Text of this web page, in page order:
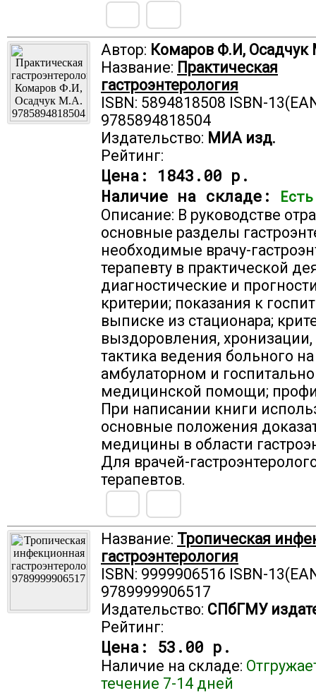
Автор: Комаров Ф.И, Осадчук
Название: Практическая
гастроэнтерология
ISBN: 5894818508 ISBN-
9785894818504
Издательство: МИА изд.
Рейтинг:
Цена: 1843.00 р.
Наличие на складе:
Есть
Описание: В руководстве
основные разделы
необходимые врачу-
терапевту в практической
диагностические и
критерии; показания к
выписке из стационара;
выздоровления,
тактика ведения больного на
амбулаторном и
медицинской помощи;
При написании книги
основные положения
медицины в области
Для врачей-
терапевтов.
Название: Тропическая
гастроэнтерология
ISBN: 9999906516 ISBN-
9789999906517
Издательство: СПбГМУ
Рейтинг:
Цена: 53.00 р.
Наличие на складе:
течение 7-14 дней